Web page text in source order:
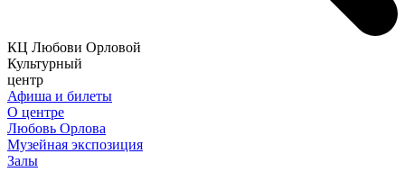
КЦ Любови Орловой
Культурный
центр
Афиша и билеты
О центре
Любовь Орлова
Музейная экспозиция
Залы